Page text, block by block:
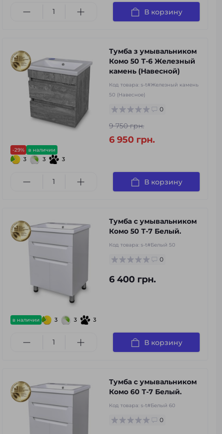
В корзину
-29% в наличии
3 3 3
Тумба з умывальником
Комо 50 Т-6 Железный
камень (Навесной)
Код товара: s-t#Железный камень
50 (Навесное)
0
9 750 грн.
6 950 грн.
В корзину
в наличии 3 3 3
Тумба с умывальником
Комо 50 Т-7 Белый.
Код товара: s-t#Белый 50
0
6 400 грн.
В корзину
Тумба с умывальником
Комо 60 Т-7 Белый.
Код товара: s-t#Белый 60
0